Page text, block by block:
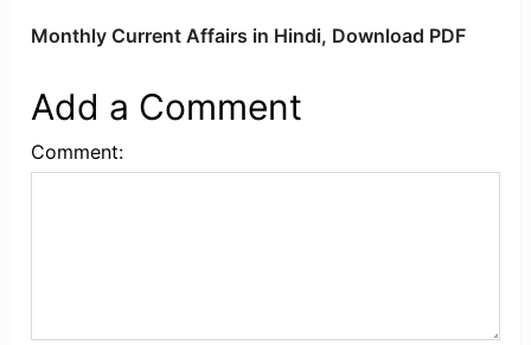
Monthly Current Affairs in Hindi, Download PDF
Add a Comment
Comment: